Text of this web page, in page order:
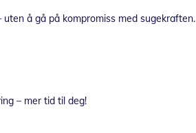
å gå på kompromiss med sugekraften.
– mer tid til deg!